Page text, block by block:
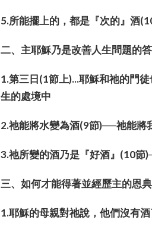
5.所能擺上的，都是『次的』酒
二、主耶穌乃是改善人生問題
1.第三日(1節上)...耶穌和祂的門
生的處境中
2.祂能將水變為酒(9節)──祂能
3.祂所變的酒乃是『好酒』(10節
三、如何才能得著並經歷主的
1.耶穌的母親對祂說，他們沒有